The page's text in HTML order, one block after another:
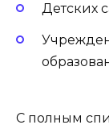
Детских
С полным